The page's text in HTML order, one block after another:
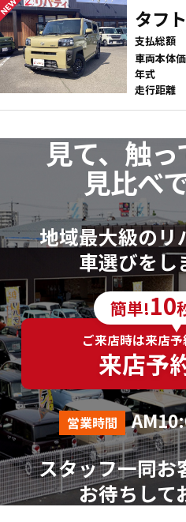
タフト
支払総額
車両本体
年式
走行距離
見て、触
見比べ
地域最大級のリ
車選びをし
簡単!10
ご来店時は来店予
来店予
営業時間
スタッフ一同お
お待ちして